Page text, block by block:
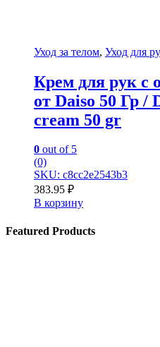
Уход за телом, Уход для
Крем для рук с
от Daiso 50 Гр /
cream 50 gr
0 out of 5
(0)
SKU: c8cc2e2543b3
383.95 ₽
В корзину
Featured Products